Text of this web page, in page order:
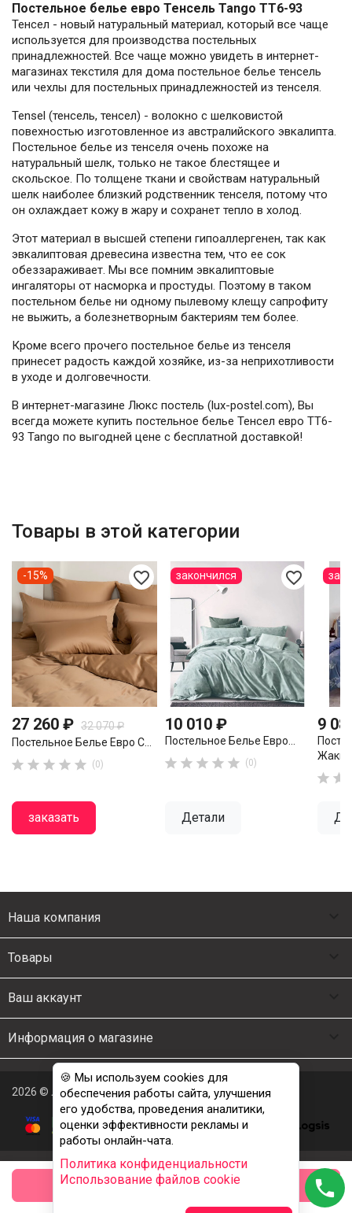
Постельное белье евро Тенсель Tango TT6-93
Тенсел - новый натуральный материал, который все чаще
используется для производства постельных
принадлежностей. Все чаще можно увидеть в интернет-
магазинах текстиля для дома постельное белье тенсель
или чехлы для постельных принадлежностей из тенселя.
Tensel (тенсель, тенсел) - волокно с шелковистой
повехностью изготовленное из австралийского эвкалипта.
Постельное белье из тенселя очень похоже на
натуральный шелк, только не такое блестящее и
скольское. По толщене ткани и свойствам натуральный
шелк наиболее близкий родственник тенселя, потому что
он охлаждает кожу в жару и сохранет тепло в холод.
Этот материал в высшей степени гипоаллергенен, так как
эвкалиптовая древесина известна тем, что ее сок
обеззараживает. Мы все помним эвкалиптовые
ингаляторы от насморка и простуды. Поэтому в таком
постельном белье ни одному пылевому клещу сапрофиту
не выжить, а болезнетворным бактериям тем более.
Кроме всего прочего постельное белье из тенселя
принесет радость каждой хозяйке, из-за неприхотливости
в уходе и долговечности.
В интернет-магазине Люкс постель (lux-postel.com), Вы
всегда можете купить постельное белье Тенсел евро TT6-
93 Tango по выгодней цене с бесплатной доставкой!
Товары в этой категории
favorite_border
27 260 ₽ 32 070 ₽
Постельное Белье Евро С...
     (0)
заказать
-15% favorite_border
10 010 ₽
Постельное Белье Евро...
     (0)
Детали
закончился
9
 
Наша компания
Товары
Ваш аккаунт
Информация о магазине
2026 © Люкс Постель
🍪 Мы используем cookies для
обеспечения работы сайта, улучшения
его удобства, проведения аналитики,
оценки эффективности рекламы и
работы онлайн-чата.
Политика конфиденциальности
Использование файлов cookie
phone
заказать